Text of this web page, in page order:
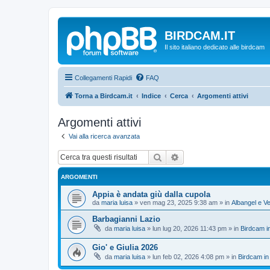
BIRDCAM.IT
Il sito italiano dedicato alle birdcam
Collegamenti Rapidi FAQ
Torna a Birdcam.it Indice Cerca Argomenti attivi
Argomenti attivi
Vai alla ricerca avanzata
Cerca
ARGOMENTI
Appia è andata giù dalla cupola
da maria luisa » ven mag 23, 2025 9:38 am » in Albangel e
Barbagianni Lazio
da maria luisa » lun lug 20, 2026 11:43 pm » in Birdcam
Gio' e Giulia 2026
da maria luisa » lun feb 02, 2026 4:08 pm » in Birdcam